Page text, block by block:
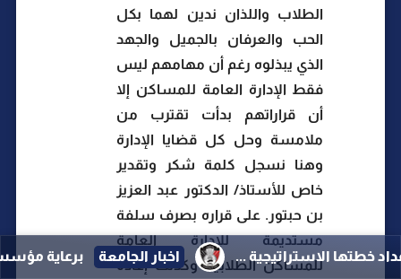
... اخبار الجامعة برعاية مؤسسة الناصر.. الميسري
الطلاب واللذان ندين لهما بكل
الحب والعرفان بالجميل والجهد
الذي يبذلوه رغم أن مهامهم ليس
فقط الإدارة العامة للمساكن إلا
أن قراراتهم بدأت تقترب من
ملامسة وحل كل قضايا الإدارة
وهنا نسجل كلمة شكر وتقدير
خاص للأستاذ/ الدكتور عبد العزيز
بن حبتور. على قراره بصرف سلفة
مستديمة للإدارة العامة
للمساكن الطلابية وكذلك إعادة